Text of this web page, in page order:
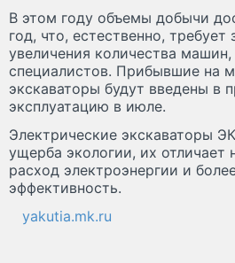
В этом году объемы добычи
год, что, естественно, требует
увеличения количества
специалистов. Прибывшие на
экскаваторы будут введены в
эксплуатацию в июле.
Электрические экскаваторы
ущерба экологии, их отличает
расход электроэнергии и
эффективность.
yakutia.mk.ru